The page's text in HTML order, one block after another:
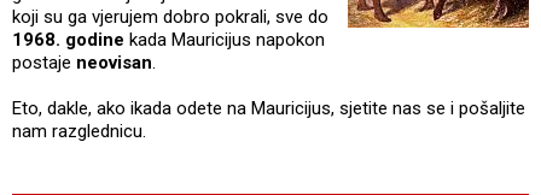
koji su ga vjerujem dobro pokrali, sve do
1968. godine kada Mauricijus napokon
postaje neovisan.
Eto, dakle, ako ikada odete na Mauricijus, sjetite nas se i pošaljite
nam razglednicu.